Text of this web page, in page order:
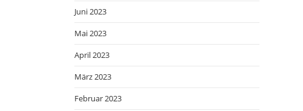
Juni 2023
Mai 2023
April 2023
März 2023
Februar 2023